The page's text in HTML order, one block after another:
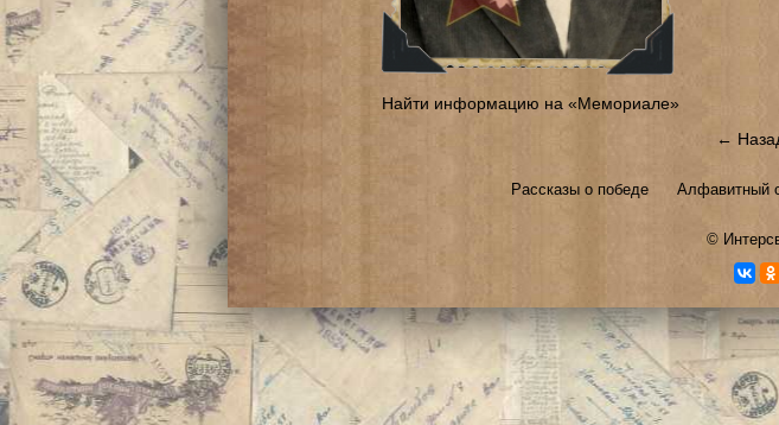
Найти информацию на «Мемориале»
←
Рассказы о победе Алфавитный
©